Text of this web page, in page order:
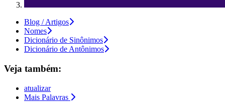
Blog / Artigos
Nomes
Dicionário de Sinônimos
Dicionário de Antônimos
Veja também:
atualizar
Mais Palavras